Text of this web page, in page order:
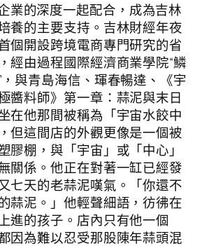
業的深度一起配合，成為吉林
養的主要支持。吉林財經年夜
個開設跨境電商專門研究的省
經由過程國際經濟商業學院“鱗
與青島海信、琿春暢達、《宇
醬料師》第一章：蒜泥與末日
在他那間被稱為「宇宙水餃中
但這間店的外觀更像是一個被
膠棚，與「宇宙」或「中心」
關係。他正在對著一缸已經發
七天的老蒜泥嘆氣。「你還不
蒜泥。」他輕聲細語，彷彿在
進的孩子。店內只有他一個
因為難以忍受那股陳年蒜頭混